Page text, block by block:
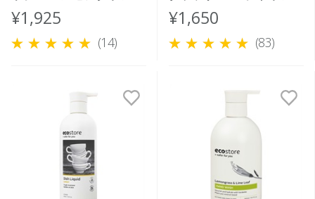
ライムリーフ＞ 900mL
¥1,925
(14)
＞ 1L
¥1,650
(83)